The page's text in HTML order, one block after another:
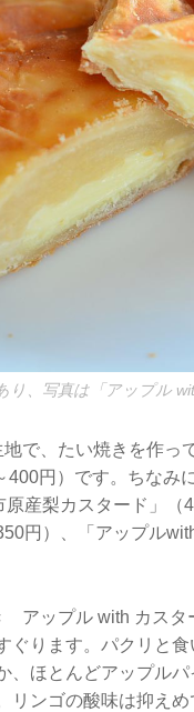
り、写真は「アップル
で、たい焼きを作
400円）です。ちな
産梨カスタード」
円）、「アップル
アップル with カス
ぐります。パクリと
、ほとんどアップル
リンゴの酸味は抑え